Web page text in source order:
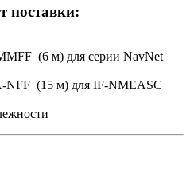
поставки:
(6 м) для серии NavNet
NFF (15 м) для IF-NMEASC